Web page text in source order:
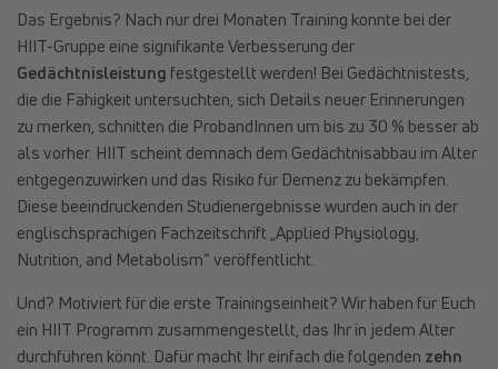
Das Ergebnis? Nach nur drei Monaten Training konnte bei der
HIIT-Gruppe eine signifikante Verbesserung der
Gedächtnisleistung festgestellt werden! Bei Gedächtnistests,
die die Fähigkeit untersuchten, sich Details neuer Erinnerungen
zu merken, schnitten die ProbandInnen um bis zu 30 % besser ab
als vorher. HIIT scheint demnach dem Gedächtnisabbau im Alter
entgegenzuwirken und das Risiko für Demenz zu bekämpfen.
Diese beeindruckenden Studienergebnisse wurden auch in der
englischsprachigen Fachzeitschrift „Applied Physiology,
Nutrition, and Metabolism“ veröffentlicht.
Und? Motiviert für die erste Trainingseinheit? Wir haben für Euch
ein HIIT Programm zusammengestellt, das Ihr in jedem Alter
durchführen könnt. Dafür macht Ihr einfach die folgenden zehn